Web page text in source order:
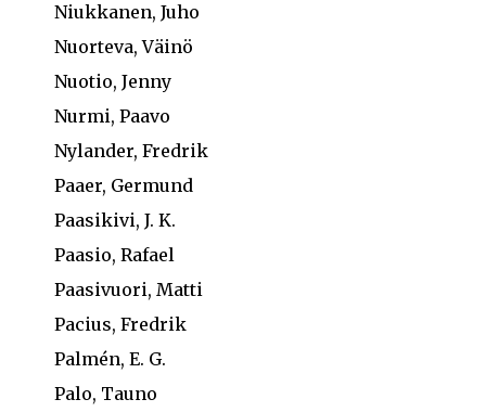
Niukkanen, Juho
Nuorteva, Väinö
Nuotio, Jenny
Nurmi, Paavo
Nylander, Fredrik
Paaer, Germund
Paasikivi, J. K.
Paasio, Rafael
Paasivuori, Matti
Pacius, Fredrik
Palmén, E. G.
Palo, Tauno